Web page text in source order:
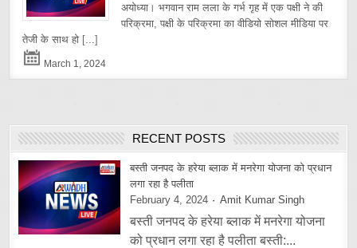
अयोध्या। भगवान राम लला के गर्भ गृह में एक पक्षी ने की
परिक्रमा, पक्षी के परिक्रमा का वीडियो सोशल मीडिया पर
तेजी के साथ हो [...]
March 1, 2024
RECENT POSTS
बस्ती जनपद के हरेया ब्लाक में मनरेगा योजना को प्रधान
लगा रहा है पलीता
February 4, 2024
Amit Kumar Singh
बस्ती जनपद के हरेया ब्लाक में मनरेगा योजना
को प्रधान लगा रहा है पलीता बस्ती:...